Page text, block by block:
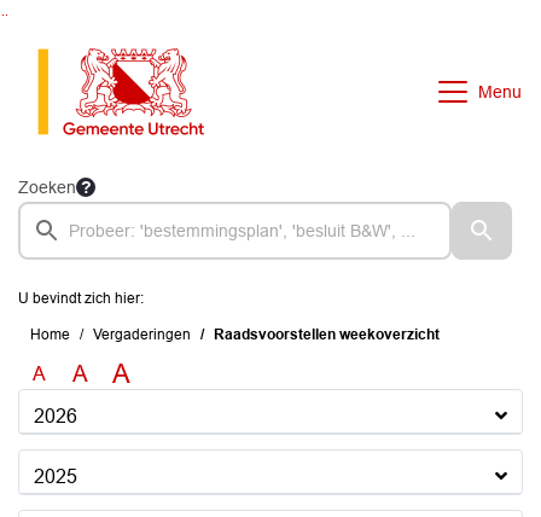
Menu
Zoeken
U bevindt zich hier:
Home Vergaderingen Raadsvoorstellen weekoverzicht
A A A
2026
2025